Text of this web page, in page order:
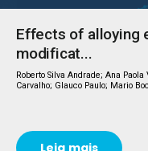
Effects of alloying
modificat...
Roberto Silva Andrade; Ana
Carvalho; Glauco Paulo; Mario
Leia mais